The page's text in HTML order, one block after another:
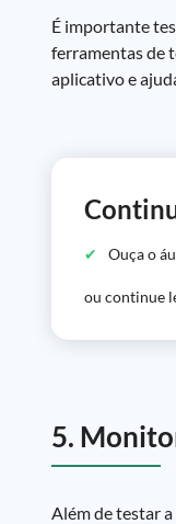
É importante
ferramentas de
aplicativo e
Ouça o
ou continue
5.
Além de testar